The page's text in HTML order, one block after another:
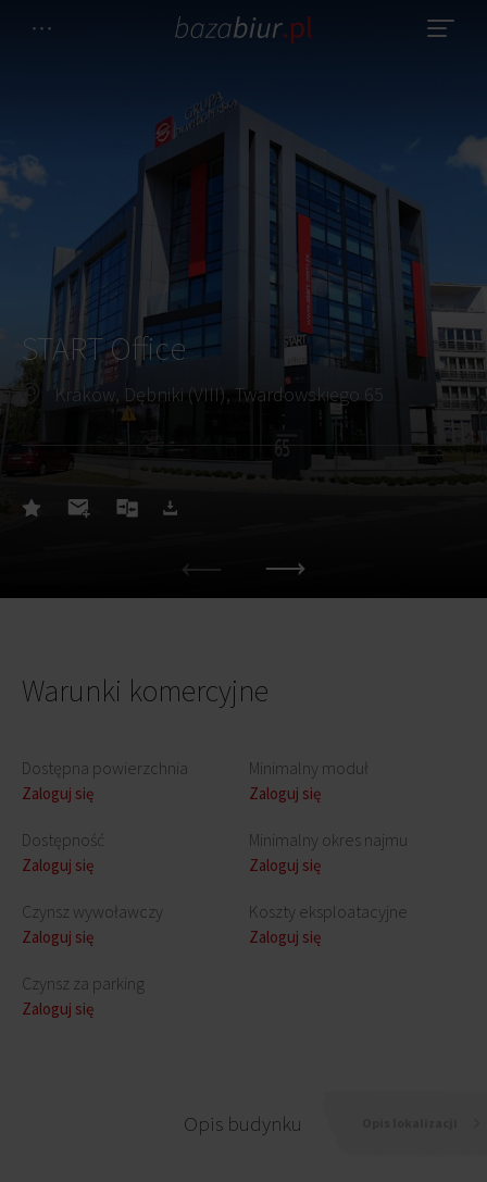
START Office
Kraków, Dębniki (VIII), Twardowskiego 65
Warunki komercyjne
Dostępna powierzchnia
Zaloguj się
Dostępność
Zaloguj się
Czynsz wywoławczy
Zaloguj się
Czynsz za parking
Zaloguj się
Minimalny moduł
Zaloguj się
Minimalny okres najmu
Zaloguj się
Koszty eksploatacyjne
Zaloguj się
Opis budynku